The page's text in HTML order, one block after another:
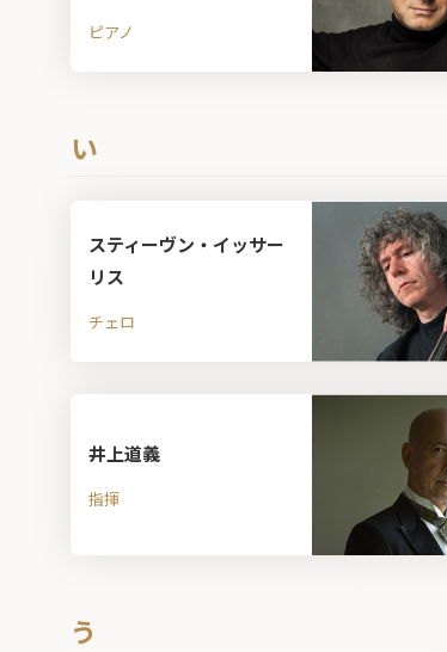
ピアノ
い
スティーヴン・イッサー
リス
チェロ
井上道義
指揮
う